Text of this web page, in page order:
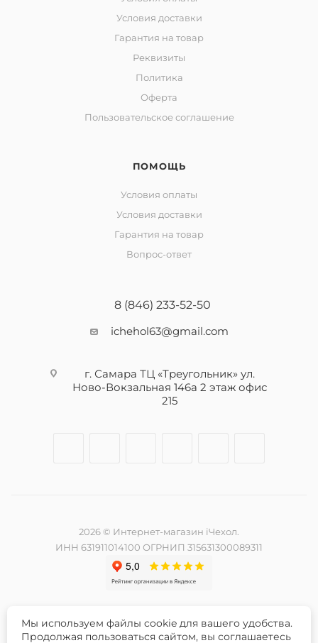
Условия доставки
Гарантия на товар
Реквизиты
Политика
Оферта
Пользовательское соглашение
ПОМОЩЬ
Условия оплаты
Условия доставки
Гарантия на товар
Вопрос-ответ
8 (846) 233-52-50
ichehol63@gmail.com
г. Самара ТЦ «Треугольник» ул.
Ново-Вокзальная 146а 2 этаж офис
215
2026 © Интернет-магазин iЧехол.
ИНН 631911014100 ОГРНИП 315631300089311
Разработка и продвижение сайта -
Мы используем файлы cookie для вашего удобства.
Продолжая пользоваться сайтом, вы соглашаетесь